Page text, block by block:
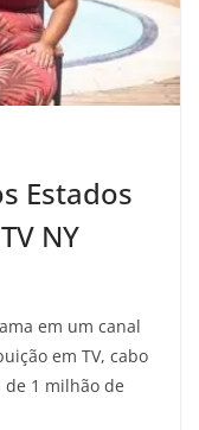
Estados
NY
em um canal
em TV, cabo
1 milhão de